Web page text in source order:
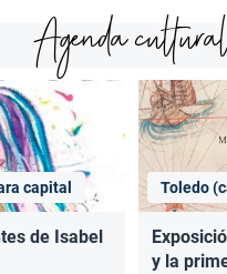
Agenda
capital
de Isabel
Toledo
y la